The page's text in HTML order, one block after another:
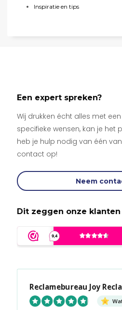
Inspiratie en tips
Een expert spreken?
Wij drukken écht alles met
specifieke wensen, kan je het
heb je hulp nodig van één
contact op!
Neem
Dit zeggen onze klanten
Reclamebureau Joy